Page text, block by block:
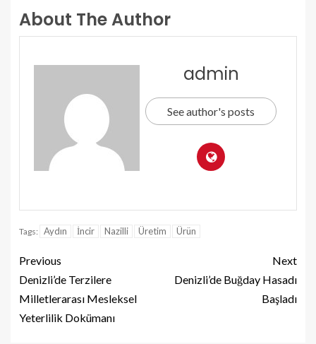
About The Author
admin
See author's posts
Tags: Aydın İncir Nazilli Üretim Ürün
Previous
Denizli’de Terzilere
Milletlerarası Mesleksel
Yeterlilik Dokümanı
Next
Denizli’de Buğday Hasadı
Başladı